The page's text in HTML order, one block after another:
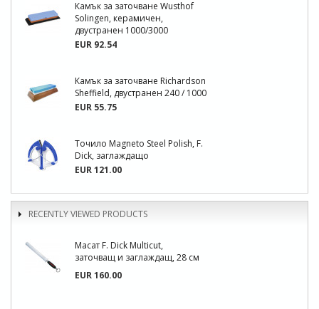
Камък за заточване Wusthof
Solingen, керамичен,
двустранен 1000/3000
EUR 92.54
Камък за заточване Richardson
Sheffield, двустранен 240 / 1000
EUR 55.75
Точило Magneto Steel Polish, F.
Dick, заглаждащо
EUR 121.00
RECENTLY VIEWED PRODUCTS
Масат F. Dick Multicut,
заточващ и заглаждащ, 28 см
EUR 160.00